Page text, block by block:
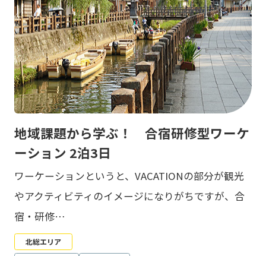
地域課題から学ぶ！ 合宿研修型ワーケ
ーション 2泊3日
ワーケーションというと、VACATIONの部分が観光
やアクティビティのイメージになりがちですが、合
宿・研修…
北総エリア